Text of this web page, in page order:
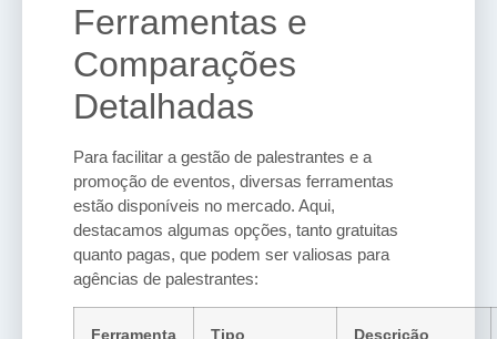
Ferramentas e
Comparações
Detalhadas
Para facilitar a gestão de palestrantes e a
promoção de eventos, diversas ferramentas
estão disponíveis no mercado. Aqui,
destacamos algumas opções, tanto gratuitas
quanto pagas, que podem ser valiosas para
agências de palestrantes:
Ferramenta Tipo Descrição